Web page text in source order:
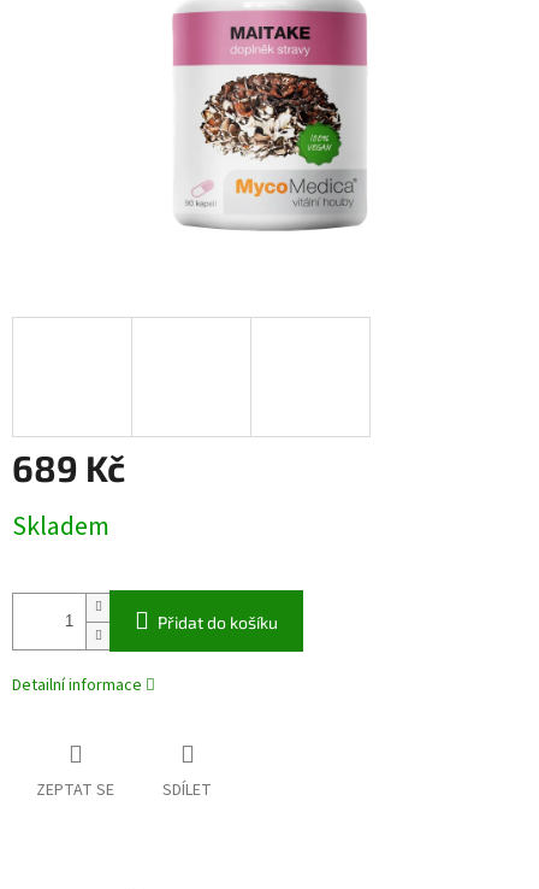
689 Kč
cena:
Skladem
Přidat do košíku
Detailní informace
ZEPTAT SE SDÍLET